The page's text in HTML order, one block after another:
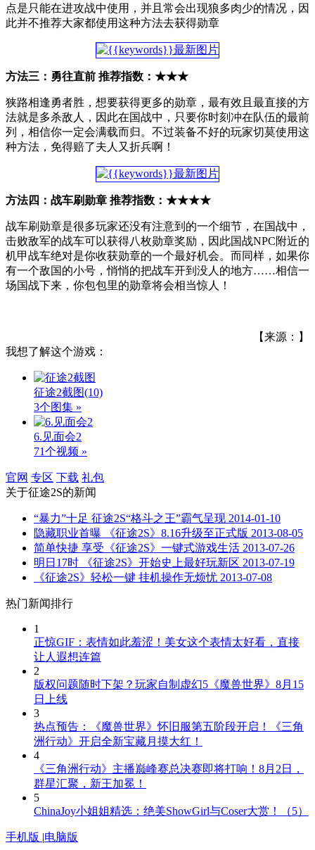
点是只能在进攻战中使用，并且常会出现狼多肉少的情况，因
此并不推荐大家都使用这种方法去获得勋章
方法三：勇往直前 推荐指数：★★★
狭路相逢勇者胜，想要获得更多的勋章，最有效且最直接的方
法就是多杀敌人，因此在国战中，只要你时刻冲在队伍的最前
列，相信你一定会满载而归。不过装备不好的玩家切莫使用这
种方法，免得赔了夫人又折兵啊！
方法四：战车刷勋章 推荐指数：★★★★
战车刷勋章是很多玩家还没有注意到的一个细节，在国战中，
击败敌军的战车可以获得八枚勋章奖励，因此国战NPC附近的
机甲战车绝对是你收获勋章的一个最好机会。而同样，如果你
有一个敌国的小号，悄悄的把战车开到没人的地方……相信一
场国战下来，你包包里的勋章将会相当惊人！
【来源：】
我想了解这个游戏：
征途2截图(10)
3个图集 »
6.见面会2
71个视频 »
官网 专区 下载 礼包
关于征途2S的新闻
“暴力”十足 征途2S“格斗之王”霸气呈现 2014-01-10
隐藏职业首曝 《征途2S》8.16升级至正式版 2013-08-05
简单快捷 享受《征途2S》一键式游戏生活 2013-07-26
明日17时 《征途2S》开始史上最好玩新区 2013-07-19
《征途2S》轻松一键 挂机操作无烦忧 2013-07-08
热门新闻排行
1
正惊GIF：表情如此羞涩！美女这个表情太好看，直接
让人遐想连篇
2
版权问题随时下架？玩家自制虚幻5《魔兽世界》8月15
日上线
3
热点预告：《魔兽世界》怀旧服第五阶段开启！《三角
洲行动》开启全新宝藏月摸大红！
4
《三角洲行动》主播巅峰赛总决赛即将打响！8月2日，
群星汇聚，新王加冕！
5
ChinaJoy小姐姐精选：绝美ShowGirl与Coser大赏！（5）
手机版 |电脑版